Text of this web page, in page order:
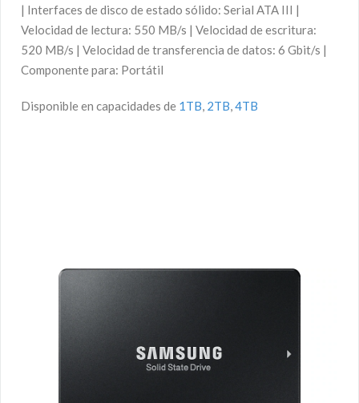
| Interfaces de disco de estado sólido: Serial ATA III |
Velocidad de lectura: 550 MB/s | Velocidad de escritura:
520 MB/s | Velocidad de transferencia de datos: 6 Gbit/s |
Componente para: Portátil
Disponible en capacidades de 1TB, 2TB,4TB